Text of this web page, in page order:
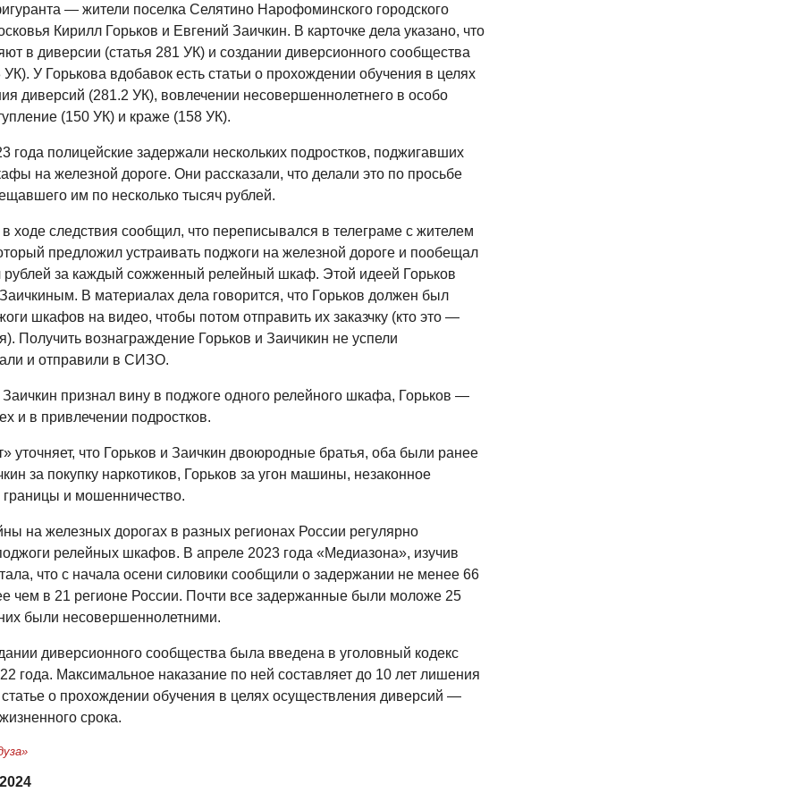
— жители поселка Селятино Нарофоминского городского
Кирилл Горьков и Евгений Заичкин. В карточке дела указано, что
в диверсии (статья 281 УК) и создании диверсионного сообщества
УК). У Горькова вдобавок есть статьи о прохождении обучения в целях
диверсий (281.2 УК), вовлечении несовершеннолетнего в особо
(150 УК) и краже (158 УК).
года полицейские задержали нескольких подростков, поджигавших
на железной дороге. Они рассказали, что делали это по просьбе
им по несколько тысяч рублей.
ходе следствия сообщил, что переписывался в телеграме с жителем
предложил устраивать поджоги на железной дороге и пообещал
рублей за каждый сожженный релейный шкаф. Этой идеей Горьков
В материалах дела говорится, что Горьков должен был
шкафов на видео, чтобы потом отправить их заказчку (кто это —
Получить вознаграждение Горьков и Заичикин не успели
и отправили в СИЗО.
признал вину в поджоге одного релейного шкафа, Горьков —
и в привлечении подростков.
уточняет, что Горьков и Заичкин двоюродные братья, оба были ранее
за покупку наркотиков, Горьков за угон машины, незаконное
границы и мошенничество.
на железных дорогах в разных регионах России регулярно
релейных шкафов. В апреле 2023 года «Медиазона», изучив
что с начала осени силовики сообщили о задержании не менее 66
чем в 21 регионе России. Почти все задержанные были моложе 25
них были несовершеннолетними.
диверсионного сообщества была введена в уголовный кодекс
года. Максимальное наказание по ней составляет до 10 лет лишения
о прохождении обучения в целях осуществления диверсий —
срока.